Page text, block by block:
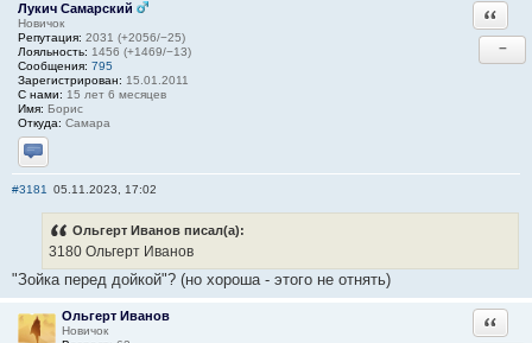
Лукич Самарский
Новичок
Репутация: 2031 (+2056/−25)
Лояльность: 1456 (+1469/−13)
Сообщения: 795
Зарегистрирован: 15.01.2011
С нами: 15 лет 6 месяцев
Имя: Борис
Откуда: Самара
Отправить личное сообщение
−
#3181 05.11.2023, 17:02
Ольгерт Иванов писал(а):
3180 Ольгерт Иванов
"Зойка перед дойкой"? (но хороша - этого не отнять)
Ольгерт Иванов
Новичок